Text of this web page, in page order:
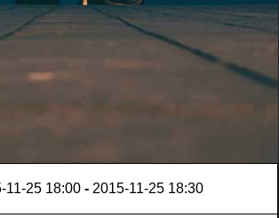
11-25 18:00 - 2015-11-25 18:30